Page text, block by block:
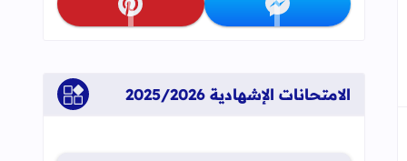
تابعنا على messenger تابعنا على pinterest
الامتحانات الإشهادية 2025/2026